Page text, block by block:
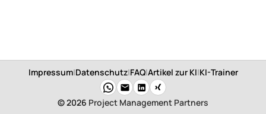
Impressum|Datenschutz|FAQ|Artikel zur KI|KI-Trainer
© 2026 Project Management Partners